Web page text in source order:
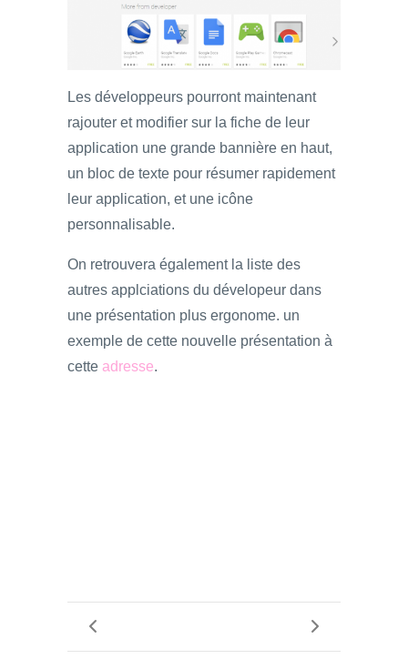
Les développeurs pourront maintenant
rajouter et modifier sur la fiche de leur
application une grande bannière en haut,
un bloc de texte pour résumer rapidement
leur application, et une icône
personnalisable.
On retrouvera également la liste des
autres applciations du dévelopeur dans
une présentation plus ergonome. un
exemple de cette nouvelle présentation à
cette adresse.